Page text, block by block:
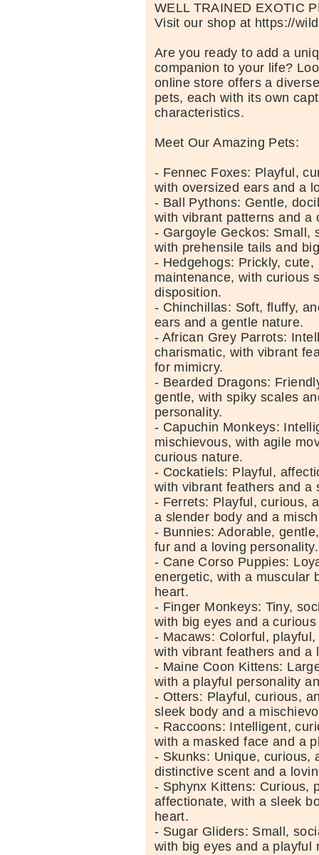
WELL TRAINED EXOTIC
Visit our shop at https://
Are you ready to add a
companion to your life?
online store offers a
pets, each with its own
characteristics.
Meet Our Amazing Pets:
- Fennec Foxes: Playful,
with oversized ears and a
- Ball Pythons: Gentle,
with vibrant patterns and a
- Gargoyle Geckos: Small,
with prehensile tails and
- Hedgehogs: Prickly, cute,
maintenance, with curious
disposition.
- Chinchillas: Soft, fluffy,
ears and a gentle nature.
- African Grey Parrots:
charismatic, with vibrant
for mimicry.
- Bearded Dragons:
gentle, with spiky scales
personality.
- Capuchin Monkeys:
mischievous, with agile
curious nature.
- Cockatiels: Playful,
with vibrant feathers and a
- Ferrets: Playful, curious,
a slender body and a
- Bunnies: Adorable,
fur and a loving personality.
- Cane Corso Puppies:
energetic, with a muscular
heart.
- Finger Monkeys: Tiny,
with big eyes and a
- Macaws: Colorful,
with vibrant feathers and a
- Maine Coon Kittens:
with a playful personality
- Otters: Playful, curious,
sleek body and a
- Raccoons: Intelligent,
with a masked face and a
- Skunks: Unique, curious,
distinctive scent and a
- Sphynx Kittens: Curious,
affectionate, with a sleek
heart.
- Sugar Gliders: Small,
with big eyes and a playful